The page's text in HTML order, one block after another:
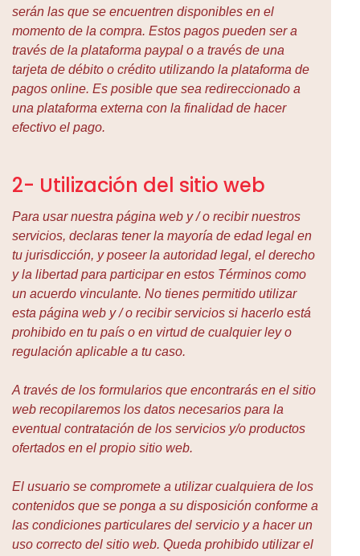
serán las que se encuentren disponibles en el
momento de la compra. Estos pagos pueden ser a
través de la plataforma paypal o a través de una
tarjeta de débito o crédito utilizando la plataforma de
pagos online. Es posible que sea redireccionado a
una plataforma externa con la finalidad de hacer
efectivo el pago.
2- Utilización del sitio web
Para usar nuestra página web y / o recibir nuestros
servicios, declaras tener la mayoría de edad legal en
tu jurisdicción, y poseer la autoridad legal, el derecho
y la libertad para participar en estos Términos como
un acuerdo vinculante. No tienes permitido utilizar
esta página web y / o recibir servicios si hacerlo está
prohibido en tu país o en virtud de cualquier ley o
regulación aplicable a tu caso.
A través de los formularios que encontrarás en el sitio
web recopilaremos los datos necesarios para la
eventual contratación de los servicios y/o productos
ofertados en el propio sitio web.
El usuario se compromete a utilizar cualquiera de los
contenidos que se ponga a su disposición conforme a
las condiciones particulares del servicio y a hacer un
uso correcto del sitio web. Queda prohibido utilizar el